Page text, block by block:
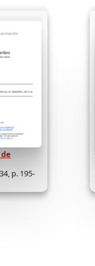
p. 195-